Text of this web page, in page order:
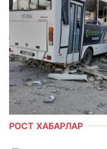
РОСТ ХАБАРЛАР